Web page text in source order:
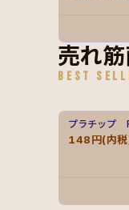
売れ
BEST
プラチップ
148円(内